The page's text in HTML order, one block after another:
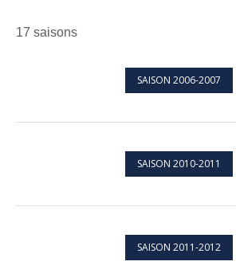
17 saisons
SAISON 2006-2007
SAISON 2010-2011
SAISON 2011-2012